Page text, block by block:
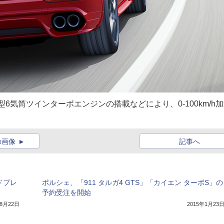
気筒ツインターボエンジンの搭載などにより、0-100km/h
記事へ
像
プレ
月22日
ポルシェ、「911 タルガ4 GTS」「カイエン ターボS」の
予約受注を開始
2015年1月23日